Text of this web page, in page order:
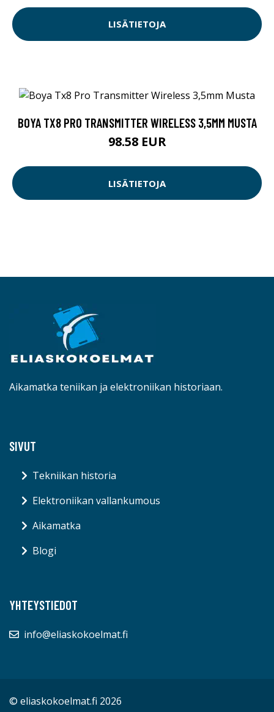
LISÄTIETOJA
BOYA TX8 PRO TRANSMITTER WIRELESS 3,5MM MUSTA
98.58 EUR
LISÄTIETOJA
Aikamatka teniikan ja elektroniikan historiaan.
SIVUT
Tekniikan historia
Elektroniikan vallankumous
Aikamatka
Blogi
YHTEYSTIEDOT
info@eliaskokoelmat.fi
© eliaskokoelmat.fi 2026